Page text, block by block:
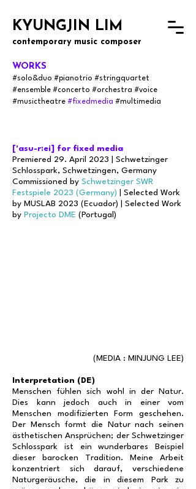
KYUNGJIN LIM
contemporary music composer
WORKS
#solo&duo #pianotrio #stringquartet
#ensemb le #concerto #orchestra #voice
#musictheatre #fixedmedia #multimedia
['asu-r:ei] for fixed media
Premiered 29. April 2023 | Schwetzinger
Schlosspark, Schwetzingen, Germany
Commissioned by Schwetzinger SWR
Festspiele 2023 (Germany) | Selected Work
by MUSLAB 2023 (Ecuador) | Selected Work
by Projecto DME (Portugal)
(MEDIA : MINJUNG LEE)
Interpretation (DE)
Menschen fühlen sich wohl in der Natur.
Dies kann jedoch auch in einer vom
Menschen modifizierten Form geschehen.
Der Mensch formt die Natur nach seinen
ästhetischen Ansprüchen; der Schwetzinger
Schlosspark ist ein wunderbares Beispiel
dieser barocken Tradition. Meine Arbeit
konzentriert sich darauf, verschiedene
Naturgeräusche, die in diesem Park zu